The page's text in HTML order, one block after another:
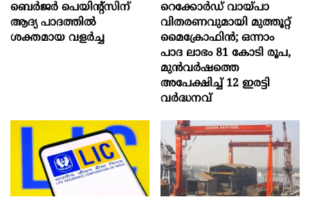
ബെർജർ പെയിന്റ്സിന്
ആദ്യ പാദത്തിൽ
ശക്തമായ വളർച്ച
റെക്കോർഡ് വായ്പാ
വിതരണവുമായി മുത്തൂറ്റ്
മൈക്രോഫിൻ; ഒന്നാം
പാദ ലാഭം 81 കോടി രൂപ,
മുൻവർഷത്തെ
അപേക്ഷിച്ച് 12 ഇരട്ടി
വർദ്ധനവ്